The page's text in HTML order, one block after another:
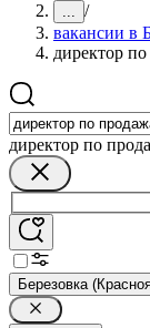
... /
вакансии в
директор
директор по
Березовка